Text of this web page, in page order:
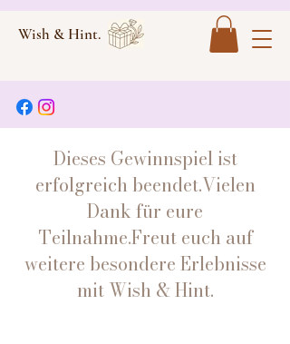
Wish & Hint.
Dieses Gewinnspiel ist
erfolgreich beendet.Vielen
Dank für eure
Teilnahme.Freut euch auf
weitere besondere Erlebnisse
mit Wish & Hint.